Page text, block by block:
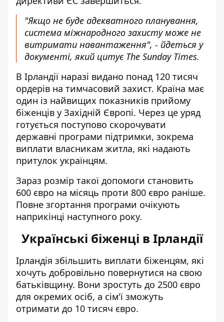
"Якщо не буде адекватного планування,
система міжнародного захисту може не
витримати навантаження", - йдеться у
документі, який цитує The Sunday Times.
В Ірландії наразі видано понад 120 тисяч
ордерів на тимчасовий захист. Країна має
один із найвищих показників прийому
біженців у Західній Європі. Через це уряд
готується поступово скорочувати
державні програми підтримки, зокрема
виплати власникам житла, які надають
притулок українцям.
Зараз розмір такої допомоги становить
600 євро на місяць проти 800 євро раніше.
Повне згортання програми очікують
наприкінці наступного року.
Українські біженці в Ірландії
Ірландія збільшить виплати біженцям, які
хочуть добровільно повернутися на свою
батьківщину. Вони зростуть до 2500 євро
для окремих осіб, а сім'ї зможуть
отримати до 10 тисяч євро.